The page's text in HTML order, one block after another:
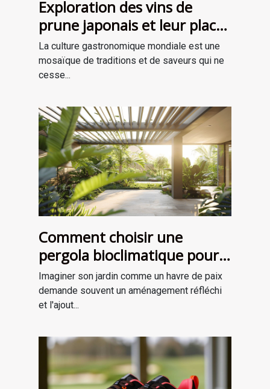
Exploration des vins de
prune japonais et leur place
dans la gastronomie
moderne
La culture gastronomique mondiale est une
mosaïque de traditions et de saveurs qui ne
cesse...
Comment choisir une
pergola bioclimatique pour
améliorer votre jardin
Imaginer son jardin comme un havre de paix
demande souvent un aménagement réfléchi
et l'ajout...